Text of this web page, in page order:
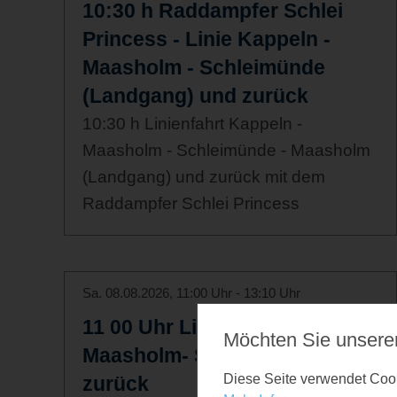
10:30 h Raddampfer Schlei
Princess - Linie Kappeln -
Maasholm - Schleimünde
(Landgang) und zurück
10:30 h Linienfahrt Kappeln -
Maasholm - Schleimünde - Maasholm
(Landgang) und zurück mit dem
Raddampfer Schlei Princess
Sa. 08.08.2026, 11:00 Uhr - 13:10 Uhr
11 00 Uhr Linie Kappeln-
Maasholm- Schleimünde und
zurück
Möchten Sie
Diese Seite verwendet